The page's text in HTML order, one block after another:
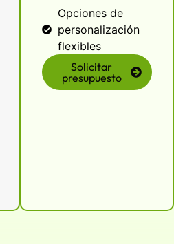
Opciones de
personalización
flexibles
Solicitar
presupuesto